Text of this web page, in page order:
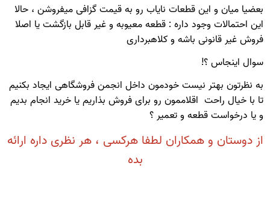
بعضیا میان و این قطعات نایاب رو به قیمت گزافی میفروشن ، حالا
این احتمالات وجود داره : قطعه معیوبه و غیر قابل بازگشت یا اصلا
فروش غیر قانونی باشه و کلاهبرداری
سوال اینجاس ؟!
به نظرتون بهتر نیست خودمون داخل انجمن فروشگاهی ایجاد بکنیم
تا با خیال راحت اقلاممون رو برای فروش بذاریم یا خرید انجام بدیم
و یا درخواست قطعه و تعمیر ؟
از دوستان و همکاران لطفا هرکسی ، هر نظری داره ارائه
بده